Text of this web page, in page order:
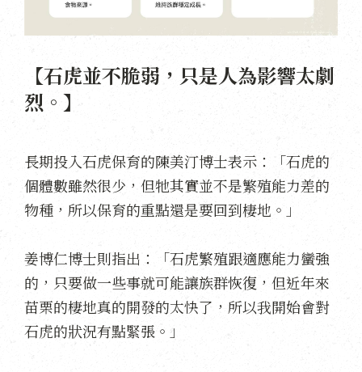
【石虎並不脆弱，只是人為影響太劇
烈。】
長期投入石虎保育的陳美汀博士表示：「石虎的
個體數雖然很少，但牠其實並不是繁殖能力差的
物種，所以保育的重點還是要回到棲地。」
姜博仁博士則指出：「石虎繁殖跟適應能力蠻強
的，只要做一些事就可能讓族群恢復，但近年來
苗栗的棲地真的開發的太快了，所以我開始會對
石虎的狀況有點緊張。」